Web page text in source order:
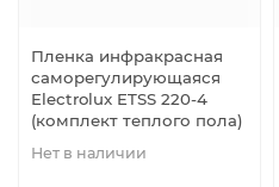
Пленка инфракрасная
саморегулирующаяся
Electrolux ETSS 220-4
(комплект теплого пола)
Нет в наличии